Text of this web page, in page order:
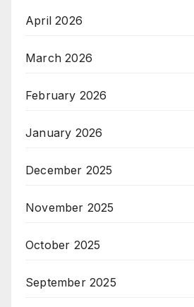
April 2026
March 2026
February 2026
January 2026
December 2025
November 2025
October 2025
September 2025